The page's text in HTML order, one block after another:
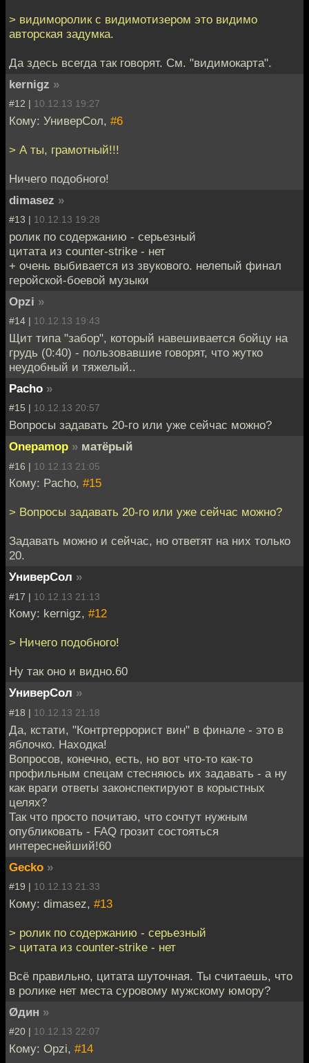
> видиморолик с видимотизером это видимо
авторская задумка.
Да здесь всегда так говорят. См. "видимокарта".
kernigz »
#12 | 10.12.13 19:27
Кому: УниверСол, #6
> А ты, грамотный!!!
Ничего подобного!
dimasez »
#13 | 10.12.13 19:28
ролик по содержанию - серьезный
цитата из counter-strike - нет
+ очень выбивается из звукового. нелепый финал
геройской-боевой музыки
Opzi »
#14 | 10.12.13 19:43
Щит типа "забор", который навешивается бойцу на
грудь (0:40) - пользовавшие говорят, что жутко
неудобный и тяжелый..
Pacho »
#15 | 10.12.13 20:57
Вопросы задавать 20-го или уже сейчас можно?
Onepamop » матёрый
#16 | 10.12.13 21:05
Кому: Pacho, #15
> Вопросы задавать 20-го или уже сейчас можно?
Задавать можно и сейчас, но ответят на них только
20.
УниверСол »
#17 | 10.12.13 21:13
Кому: kernigz, #12
> Ничего подобного!
Ну так оно и видно.60
УниверСол »
#18 | 10.12.13 21:18
Да, кстати, "Контртеррорист вин" в финале - это в
яблочко. Находка!
Вопросов, конечно, есть, но вот что-то как-то
профильным спецам стесняюсь их задавать - а ну
как враги ответы законспектируют в корыстных
целях?
Так что просто почитаю, что сочтут нужным
опубликовать - FAQ грозит состояться
интереснейший!60
Gecko »
#19 | 10.12.13 21:33
Кому: dimasez, #13
> ролик по содержанию - серьезный
> цитата из counter-strike - нет
Всё правильно, цитата шуточная. Ты считаешь, что
в ролике нет места суровому мужскому юмору?
Øдин »
#20 | 10.12.13 22:07
Кому: Opzi, #14